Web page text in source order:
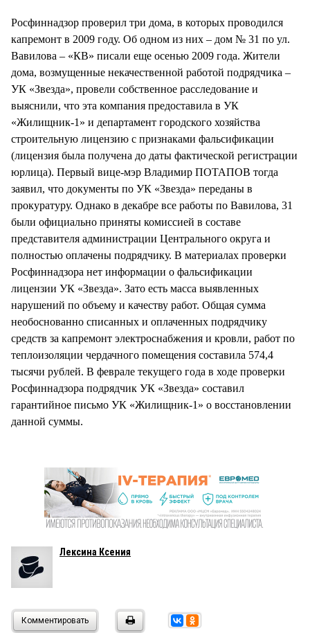
Росфиннадзор проверил три дома, в которых проводился
капремонт в 2009 году. Об одном из них – дом № 31 по ул.
Вавилова – «КВ» писали еще осенью 2009 года. Жители
дома, возмущенные некачественной работой подрядчика –
УК «Звезда», провели собственное расследование и
выяснили, что эта компания предоставила в УК
«Жилищник-1» и департамент городского хозяйства
строительную лицензию с признаками фальсификации
(лицензия была получена до даты фактической регистрации
юрлица). Первый вице-мэр Владимир ПОТАПОВ тогда
заявил, что документы по УК «Звезда» переданы в
прокуратуру. Однако в декабре все работы по Вавилова, 31
были официально приняты комиссией в составе
представителя администрации Центрального округа и
полностью оплачены подрядчику. В материалах проверки
Росфиннадзора нет информации о фальсификации
лицензии УК «Звезда». Зато есть масса выявленных
нарушений по объему и качеству работ. Общая сумма
необоснованно списанных и оплаченных подрядчику
средств за капремонт электроснабжения и кровли, работ по
теплоизоляции чердачного помещения составила 574,4
тысячи рублей. В феврале текущего года в ходе проверки
Росфиннадзора подрядчик УК «Звезда» составил
гарантийное письмо УК «Жилищник-1» о восстановлении
данной суммы.
Лексина Ксения
Комментировать